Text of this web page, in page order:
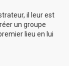
il leur est
un groupe
lieu en lui